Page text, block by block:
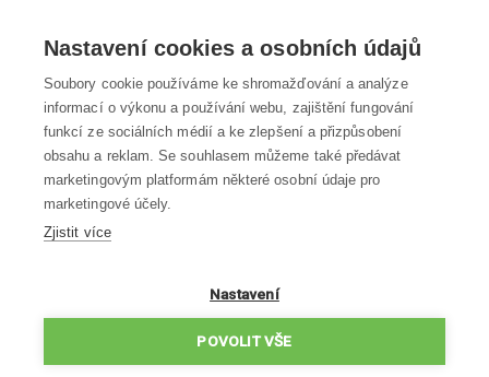
Kontakt
Kontaktujte nás
info@robotworld.cz
220 770 770 Po-Pá 8:00—16:00
VŠECHNY KONTAKTY
ZÁSADY OCHRANY OSOBNÍCH ÚDAJŮ
Nastavení cookies a osobních údajů
Soubory cookie používáme ke shromažďování a analýze
informací o výkonu a používání webu, zajištění fungování
funkcí ze sociálních médií a ke zlepšení a přizpůsobení
obsahu a reklam. Se souhlasem můžeme také předávat
marketingovým platformám některé osobní údaje pro
marketingové účely.
Zjistit více
Nastavení
POVOLIT VŠE